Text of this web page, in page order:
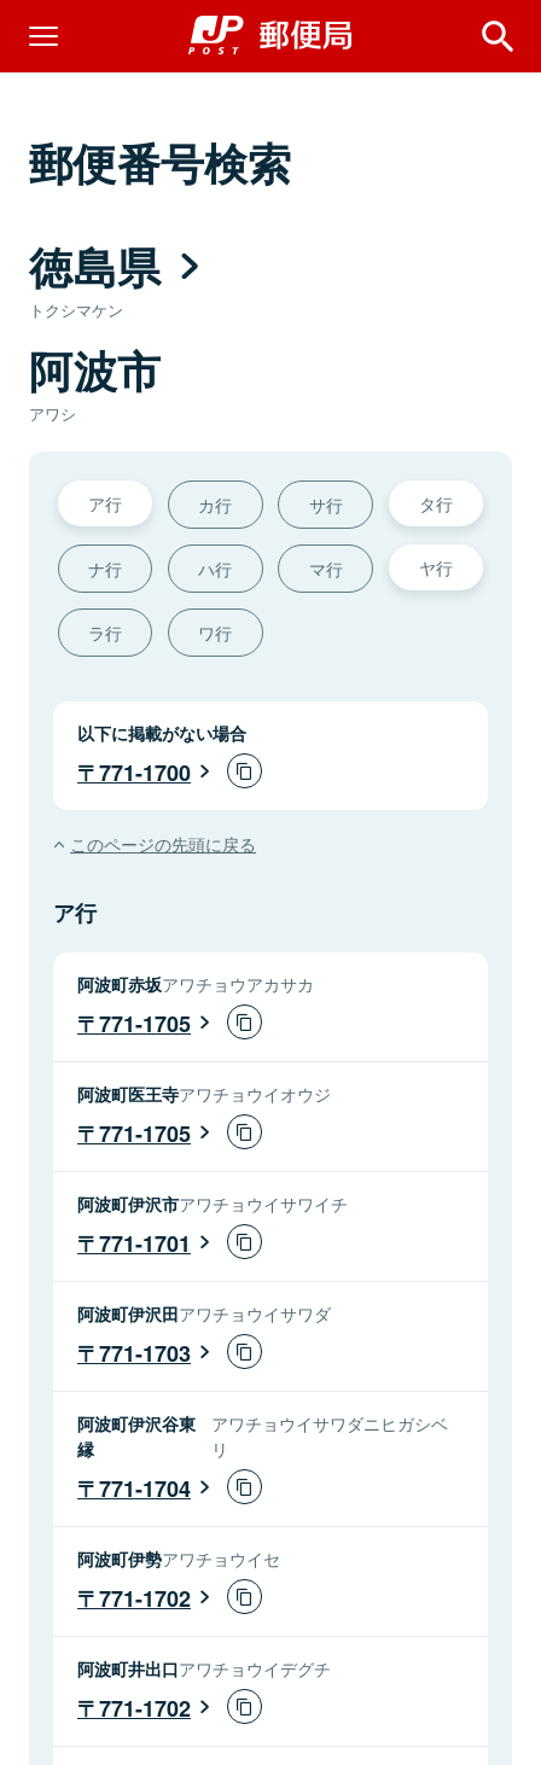
郵便番号検索
徳島県
トクシマケン
阿波市
アワシ
ア行 カ行 サ行 タ行
ナ行 ハ行 マ行 ヤ行
ラ行 ワ行
以下に掲載がない場合
771-1700
このページの先頭に戻る
ア行
阿波町赤坂アワチョウアカサカ
771-1705
阿波町医王寺アワチョウイオウジ
771-1705
阿波町伊沢市アワチョウイサワイチ
771-1701
阿波町伊沢田アワチョウイサワダ
771-1703
阿波町伊沢谷東
縁
アワチョウイサワダニヒガシベ
リ
771-1704
阿波町伊勢アワチョウイセ
771-1702
阿波町井出口アワチョウイデグチ
771-1702